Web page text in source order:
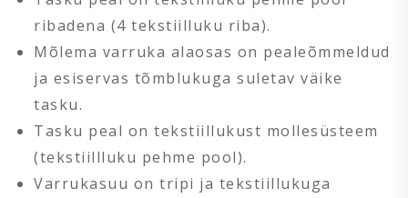
ribadena (4 tekstiilluku riba).
Mõlema varruka alaosas on pealeõmmeldud
ja esiservas tõmblukuga suletav väike
tasku.
Tasku peal on tekstiillukust mollesüsteem
(tekstiillluku pehme pool).
Varrukasuu on tripi ja tekstiillukuga